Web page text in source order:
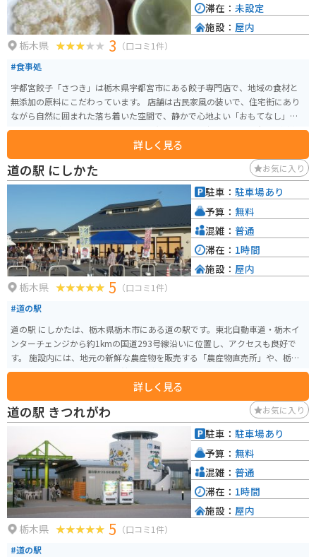
栃木県 3 （口コミ1件）
#食事処
宇都宮餃子「さつき」は栃木県宇都宮市にある餃子専門店で、地域の食材と
無添加の原料にこだわっています。 店舗は古民家風の装いで、住宅街にあり
ながら自然に囲まれた落ち着いた空間で、静かで心地よい「おもてなし」を
感じることができます。テーブル席と和室があり、少人数から最大100名様の
団体まで対応可能で、餃子以外にもお膳料理やアルコールもあります。 メニ
ューにはさまざまな種類の餃子があり、無添加餃子、さつき餃子（野菜中
心）、キムチ餃子、野州餃子、青しそ餃子、茶美人餃子などがあり、野菜多
めの餃子やビーガン対応の餃子も提供されています。
詳しく見る
滞在： 未設定
施設： 屋内
道の駅 にしかた お気に入り
栃木県 5 （口コミ1件）
#道の駅
道の駅 にしかたは、栃木県栃木市にある道の駅です。東北自動車道・栃木イ
ンターチェンジから約1kmの国道293号線沿いに位置し、アクセスも良好で
す。 施設内には、地元の新鮮な農産物を販売する「農産物直売所」や、栃木
市の特産品を販売する「物産館」などがあります。 食事処では、地元産の食
材を使用したそばやうどん、ラーメンなどが味わえます。 また、道の駅 にし
かたは、バイクツーリングの休憩場所としても人気があります。駐車場も広
く、バイクラックも完備されています。 栃木市は、蔵の街として知られてお
り、歴史的な建造物が多く残っています。道の駅 にしかたから少し足を延ば
せば、蔵造りの街並みを散策したり、歴史的な建造物を見学したりすること
ができます。 【おすすめポイント】 * 駐車場が広く、バイクラックも完備 *
地元の新鮮な農産物が購入できる * 栃木市の特産品が購入できる * 地元産の
食材を使用した食事ができる 【周辺の観光スポット】 * とちぎ蔵の街 * 渡良
瀬遊水地 * 岩船山 【名産品】 * いちご * 梨 * 米 * 酒
詳しく見る
駐車： 駐車場あり
予算： 無料
混雑： 普通
滞在： 1時間
施設： 屋内
道の駅 きつれがわ お気に入り
栃木県 5 （口コミ1件）
#道の駅
駐車： 駐車場あり
予算： 無料
混雑： 普通
滞在： 1時間
施設： 屋内